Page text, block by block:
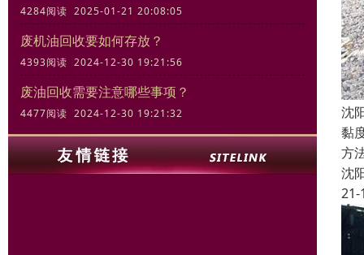
4284阅读 2025-01-21 20:08:05
废机油回收要如何存放？
4393阅读 2024-12-30 19:21:56
废油回收需要注意哪些事项？
4477阅读 2024-12-30 19:21:32
沈
黏
方
沈
21-